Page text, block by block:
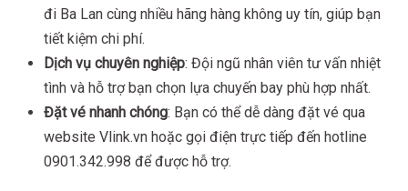
đi Ba Lan cùng nhiều hãng hàng không uy tín, giúp bạn
tiết kiệm chi phí.
Dịch vụ chuyên nghiệp: Đội ngũ nhân viên tư vấn nhiệt
tình và hỗ trợ bạn chọn lựa chuyến bay phù hợp nhất.
Đặt vé nhanh chóng: Bạn có thể dễ dàng đặt vé qua
website Vlink.vn hoặc gọi điện trực tiếp đến hotline
0901.342.998 để được hỗ trợ.